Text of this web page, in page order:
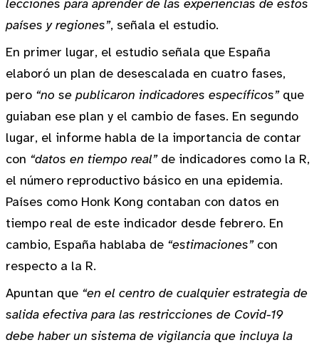
lecciones para aprender de las experiencias de estos
países y regiones”, señala el estudio.
En primer lugar, el estudio señala que España
elaboró un plan de desescalada en cuatro fases,
pero “no se publicaron indicadores específicos”que
guiaban ese plan y el cambio de fases. En segundo
lugar, el informe habla de la importancia de contar
con “datos en tiempo real”de indicadores como la R,
el número reproductivo básico en una epidemia.
Países como Honk Kong contaban con datos en
tiempo real de este indicador desde febrero. En
cambio, España hablaba de “estimaciones”con
respecto a la R.
Apuntan que “en el centro de cualquier estrategia de
salida efectiva para las restricciones de Covid-19
debe haber un sistema de vigilancia que incluya la